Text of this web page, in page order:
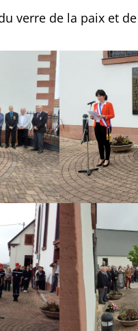
verre de la paix et de